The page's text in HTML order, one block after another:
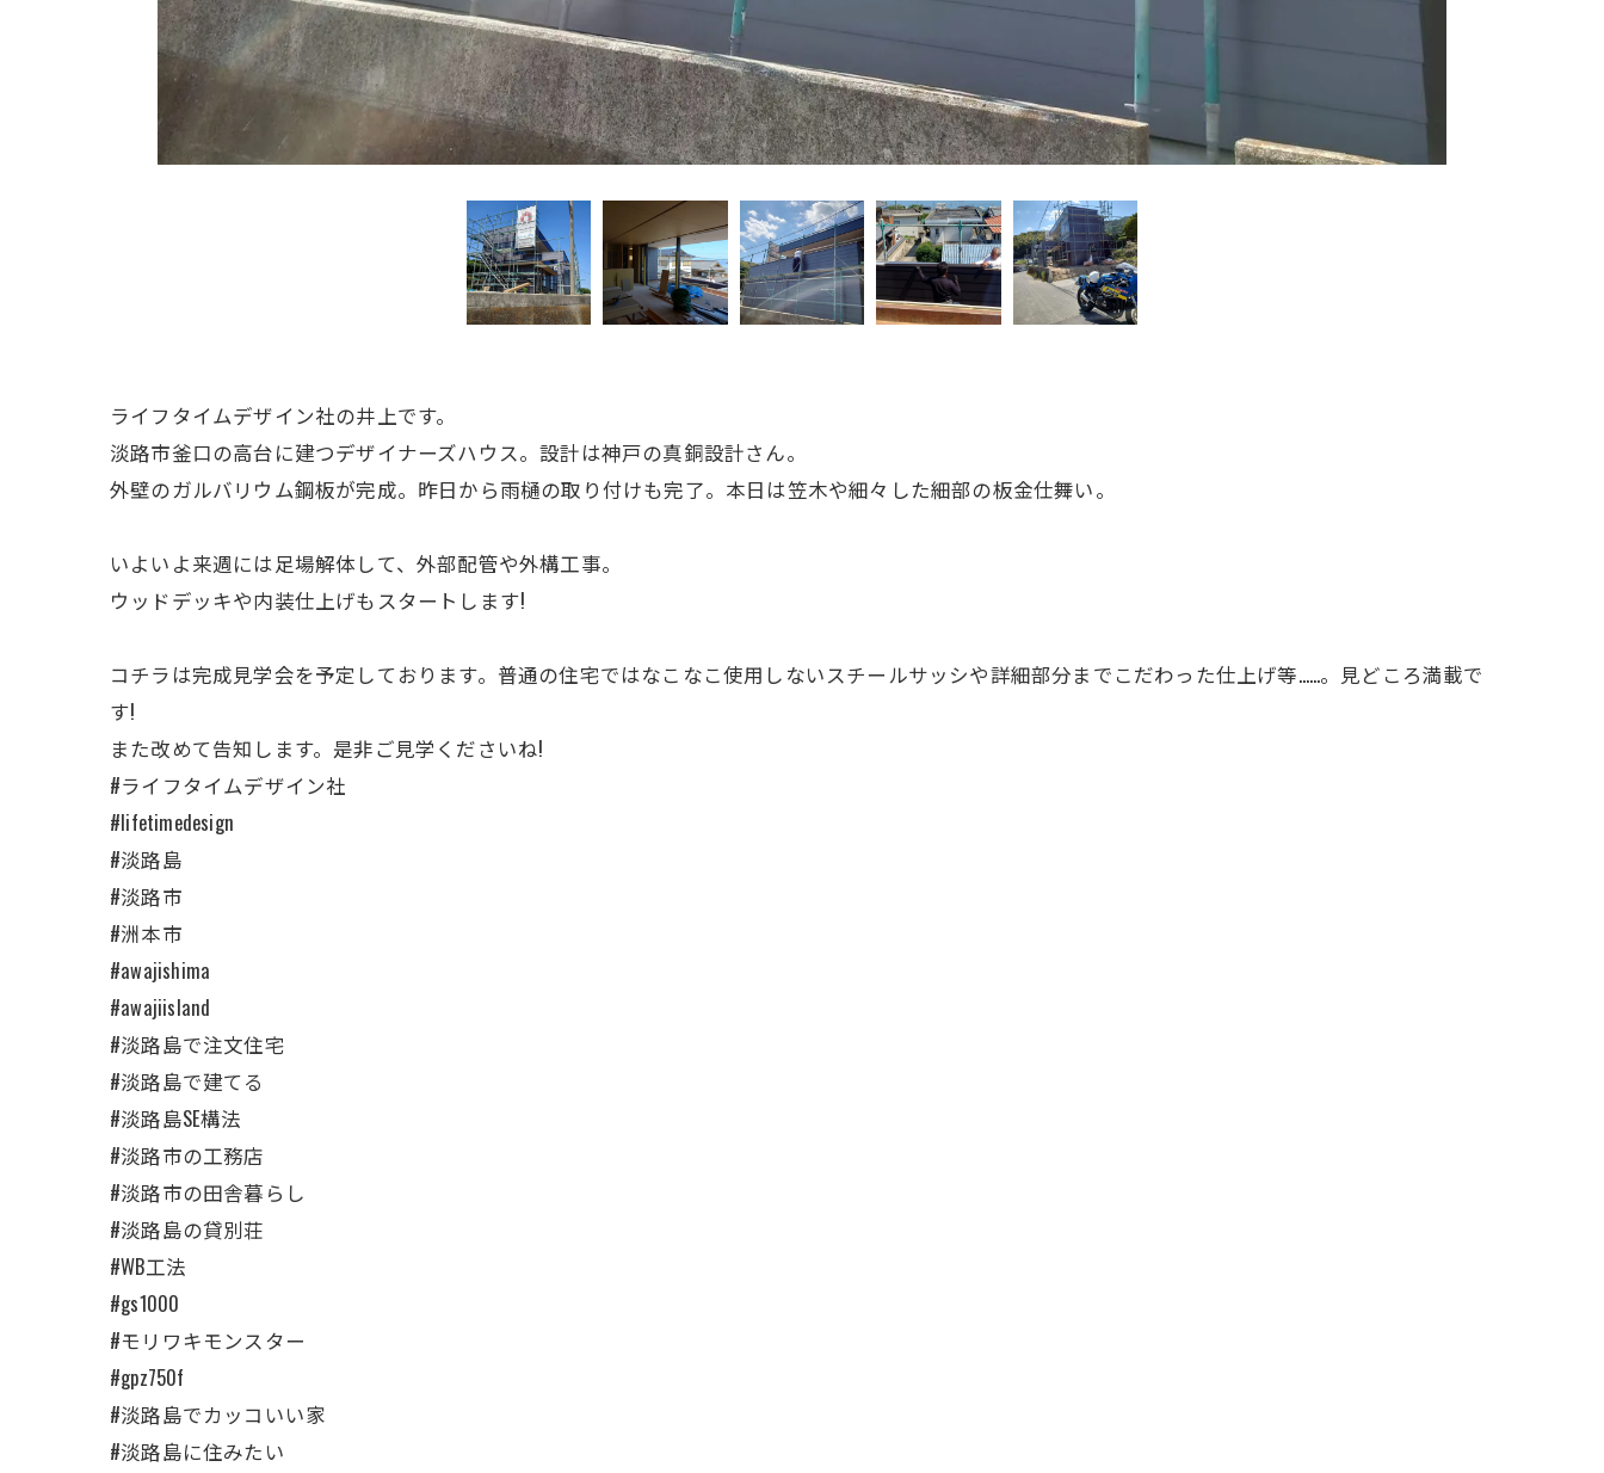
ライフタイムデザイン社の井上です。
淡路市釜口の高台に建つデザイナーズハウス。設計は神戸の真銅設計さん。
外壁のガルバリウム鋼板が完成。昨日から雨樋の取り付けも完了。本日は笠木や細々した細部の板金仕舞い。
いよいよ来週には足場解体して、外部配管や外構工事。
ウッドデッキや内装仕上げもスタートします!
コチラは完成見学会を予定しております。普通の住宅ではなこなこ使用しないスチールサッシや詳細部分までこだわった仕上げ等……。見どころ満載で
す!
また改めて告知します。是非ご見学くださいね!
#ライフタイムデザイン社
#lifetimedesign
#淡路島
#淡路市
#洲本市
#awajishima
#awajiisland
#淡路島で注文住宅
#淡路島で建てる
#淡路島SE構法
#淡路市の工務店
#淡路市の田舎暮らし
#淡路島の貸別荘
#WB工法
#gs1000
#モリワキモンスター
#gpz750f
#淡路島でカッコいい家
#淡路島に住みたい